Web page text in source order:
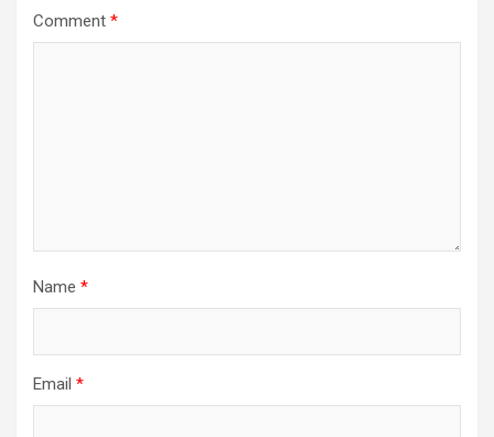
Comment *
Name *
Email *